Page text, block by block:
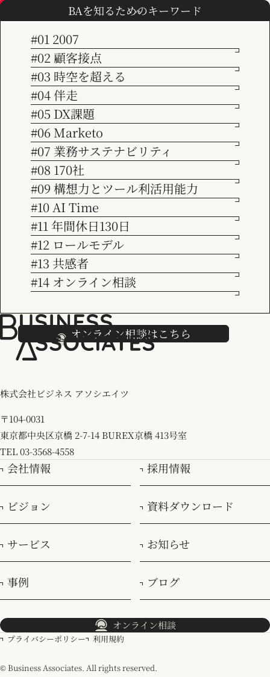
会社情報
ビジョン
サービス紹介
事例紹介
お知らせ
採用情報
オンライン相談はこちら
マネジメント
ブログ【Blog】
トレンドからMarketoティップスまで、経営やマーケティング
に関する幅広いテーマのお役立ち情報をまとめています。当社
コンサルタントの日々の経験・気づき、社内イベント等も配信
しております。
カテゴリーで絞り込む
CRMDXMarketo Tipsコンサルタントの日常トレンドマーケティング
2024.03.26
ク」の重要性
BAを知るためのキーワード
#01 2007
#02 顧客接点
#03 時空を超える
#04 伴走
#05 DX課題
#06 Marketo
#07 業務サステナビリティ
#08 170社
#09 構想力とツール利活用能力
#10 AI Time
#11 年間休日130日
#12 ロールモデル
#13 共感者
#14 オンライン相談
株式会社ビジネス アソシエイツ
〒104-0031
東京都中央区京橋 2-7-14 BUREX京橋 413号室
TEL 03-3568-4558
プライバシーポリシー 利用規約
© Business Associates. All rights reserved.
会社情報 採用情報
ビジョン 資料ダウンロード
サービス お知らせ
事例 ブログ
オンライン相談